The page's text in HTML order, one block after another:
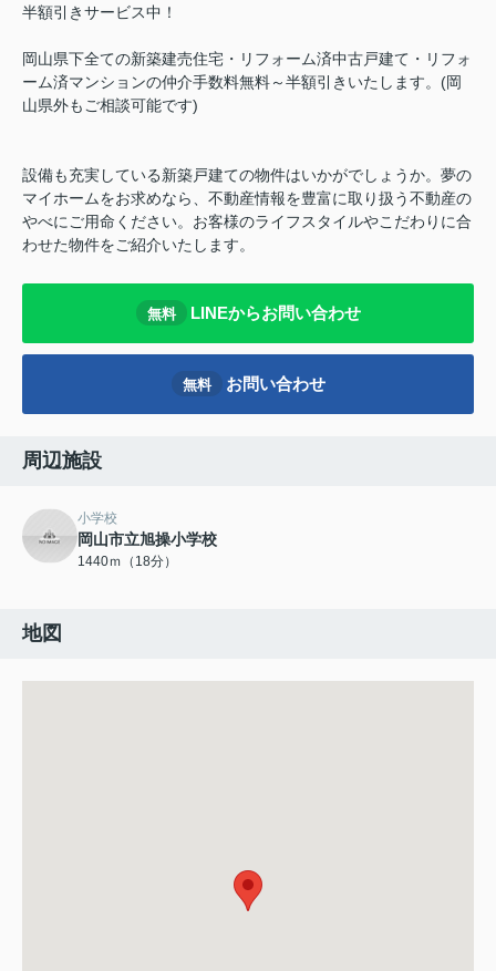
半額引きサービス中！
岡山県下全ての新築建売住宅・リフォーム済中古戸建て・リフォ
ーム済マンションの仲介手数料無料～半額引きいたします。(岡
山県外もご相談可能です)
設備も充実している新築戸建ての物件はいかがでしょうか。夢の
マイホームをお求めなら、不動産情報を豊富に取り扱う不動産の
やべにご用命ください。お客様のライフスタイルやこだわりに合
わせた物件をご紹介いたします。
無料 LINEからお問い合わせ
無料 お問い合わせ
周辺施設
小学校
岡山市立旭操小学校
1440ｍ（18分）
地図